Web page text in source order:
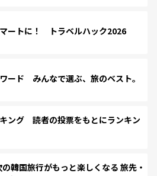
ートに！ トラベルハック2026
ード みんなで選ぶ、旅のベスト。
ング 読者の投票をもとにランキン
韓国旅行がもっと楽しくなる 旅先・